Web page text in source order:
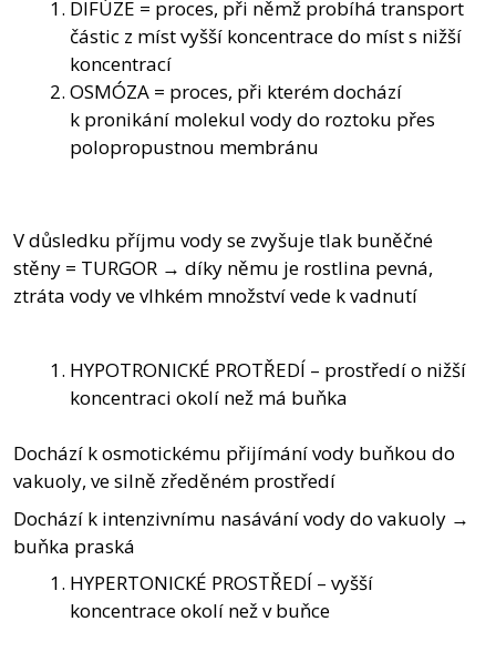
DIFÚZE = proces, při němž probíhá transport
částic z míst vyšší koncentrace do míst s nižší
koncentrací
OSMÓZA = proces, při kterém dochází
k pronikání molekul vody do roztoku přes
polopropustnou membránu
V důsledku příjmu vody se zvyšuje tlak buněčné
stěny = TURGOR → díky němu je rostlina pevná,
ztráta vody ve vlhkém množství vede k vadnutí
HYPOTRONICKÉ PROTŘEDÍ – prostředí o nižší
koncentraci okolí než má buňka
Dochází k osmotickému přijímání vody buňkou do
vakuoly, ve silně zředěném prostředí
Dochází k intenzivnímu nasávání vody do vakuoly →
buňka praská
HYPERTONICKÉ PROSTŘEDÍ – vyšší
koncentrace okolí než v buňce